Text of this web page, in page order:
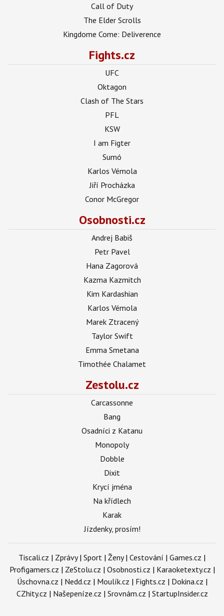
Call of Duty
The Elder Scrolls
Kingdome Come: Deliverence
Fights.cz
UFC
Oktagon
Clash of The Stars
PFL
KSW
I am Figter
Sumó
Karlos Vémola
Jiří Procházka
Conor McGregor
Osobnosti.cz
Andrej Babiš
Petr Pavel
Hana Zagorová
Kazma Kazmitch
Kim Kardashian
Karlos Vémola
Marek Ztracený
Taylor Swift
Emma Smetana
Timothée Chalamet
Zestolu.cz
Carcassonne
Bang
Osadníci z Katanu
Monopoly
Dobble
Dixit
Krycí jména
Na křídlech
Karak
Jízdenky, prosím!
Tiscali.cz | Zprávy| Sport | Ženy| Cestování | Games.cz |
Profigamers.cz | ZeStolu.cz | Osobnosti.cz | Karaoketexty.cz |
Úschovna.cz | Nedd.cz | Moulík.cz | Fights.cz | Dokina.cz |
CZhity.cz | Našepeníze.cz | Srovnám.cz | StartupInsider.cz